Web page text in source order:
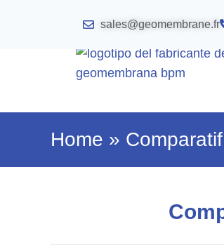
sales@geomembrane.fr
Home »